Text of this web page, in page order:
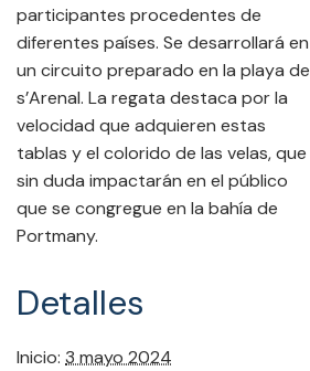
participantes procedentes de
diferentes países. Se desarrollará en
un circuito preparado en la playa de
s’Arenal. La regata destaca por la
velocidad que adquieren estas
tablas y el colorido de las velas, que
sin duda impactarán en el público
que se congregue en la bahía de
Portmany.
Detalles
Inicio: 3 mayo 2024